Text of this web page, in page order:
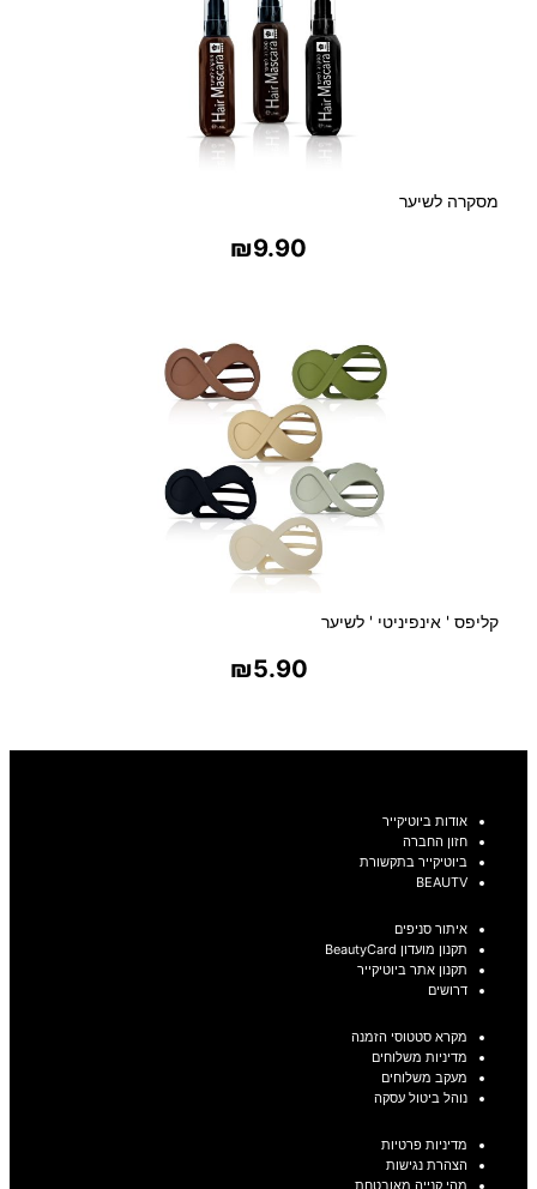
מסקרה לשיער
₪9.90
קליפס ' אינפיניטי ' לשיער
₪5.90
אודות ביוטיקייר
חזון החברה
ביוטיקייר בתקשורת
BEAUTV
איתור סניפים
תקנון מועדון BeautyCard
תקנון אתר ביוטיקייר
דרושים
מקרא סטטוסי הזמנה
מדיניות משלוחים
מעקב משלוחים
נוהל ביטול עסקה
מדיניות פרטיות
הצהרת נגישות
מהי קנייה מאובטחת